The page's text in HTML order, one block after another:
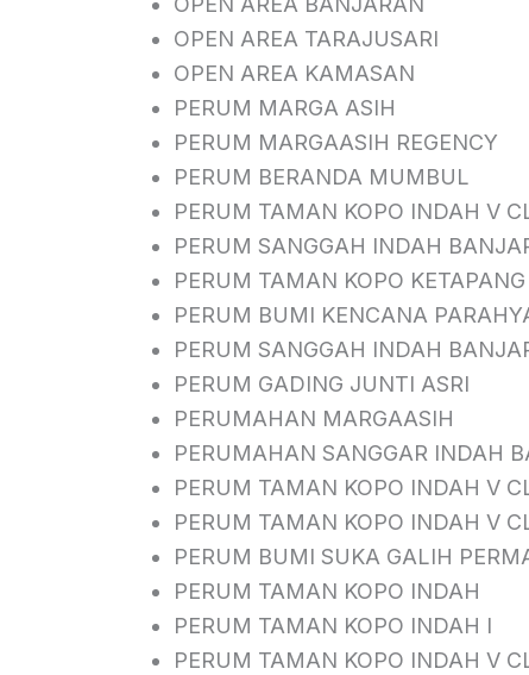
OPEN AREA TARAJUSARI
OPEN AREA KAMASAN
PERUM MARGA ASIH
PERUM MARGAASIH REGENCY
PERUM BERANDA MUMBUL
PERUM TAMAN KOPO INDAH V
PERUM SANGGAH INDAH
PERUM TAMAN KOPO KETAPANG
PERUM BUMI KENCANA
PERUM SANGGAH INDAH
PERUM GADING JUNTI ASRI
PERUMAHAN MARGAASIH
PERUMAHAN SANGGAR INDAH
PERUM TAMAN KOPO INDAH V
PERUM TAMAN KOPO INDAH V
PERUM BUMI SUKA GALIH
PERUM TAMAN KOPO INDAH
PERUM TAMAN KOPO INDAH I
PERUM TAMAN KOPO INDAH V